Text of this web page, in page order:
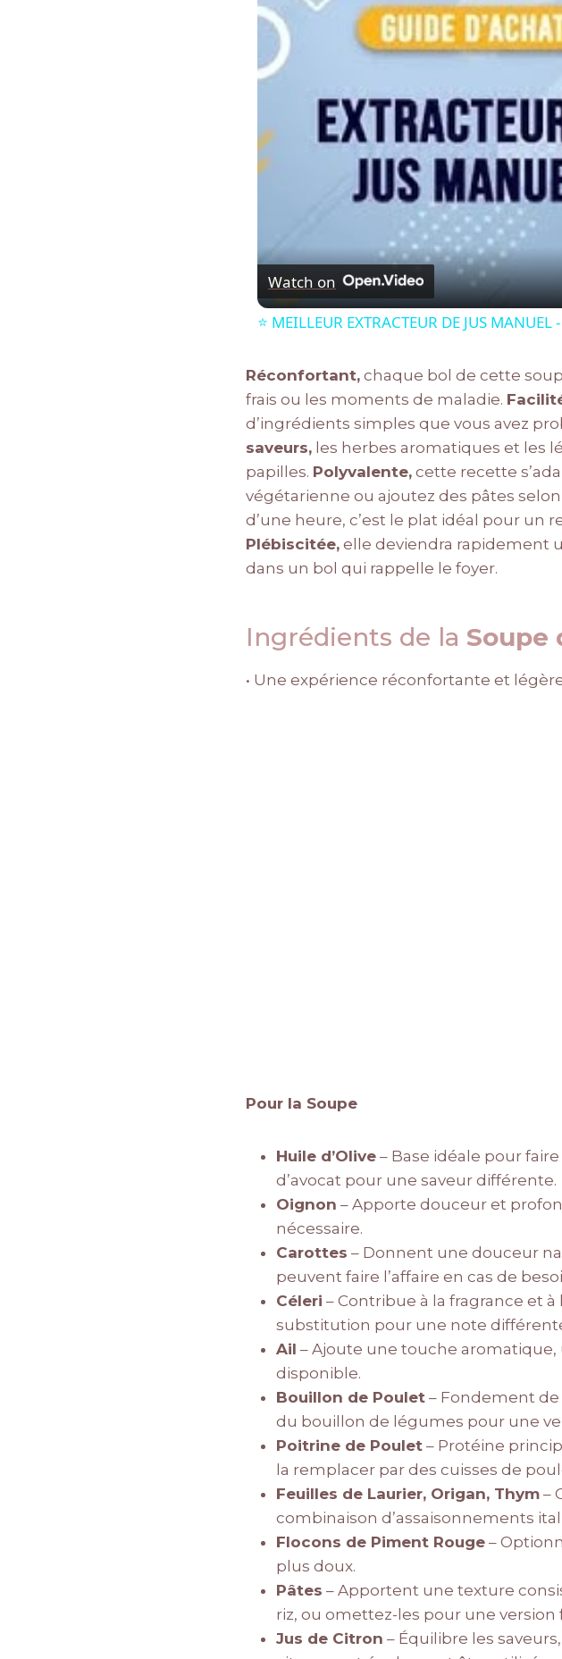
Watch on
⭐️ MEILLEUR EXTRACTEUR DE JUS
Réconfortant, chaque bol de cette
frais ou les moments de maladie.
d’ingrédients simples que vous avez
saveurs, les herbes aromatiques et les
papilles. Polyvalente, cette recette
végétarienne ou ajoutez des pâtes
d’une heure, c’est le plat idéal pour un
Plébiscitée, elle deviendra rapidement
dans un bol qui rappelle le foyer.
Ingrédients de la Soupe
• Une expérience réconfortante et
Pour la Soupe
Huile d’Olive – Base idéale pour
d’avocat pour une saveur différente.
Oignon – Apporte douceur et
nécessaire.
Carottes – Donnent une douceur
peuvent faire l’affaire en cas de
Céleri – Contribue à la fragrance et
substitution pour une note
Ail – Ajoute une touche aromatique,
disponible.
Bouillon de Poulet – Fondement
du bouillon de légumes pour une
Poitrine de Poulet – Protéine
la remplacer par des cuisses de
Feuilles de Laurier, Origan, Thym –
combinaison d’assaisonnements
Flocons de Piment Rouge –
plus doux.
Pâtes – Apportent une texture
riz, ou omettez-les pour une version
Jus de Citron – Équilibre les